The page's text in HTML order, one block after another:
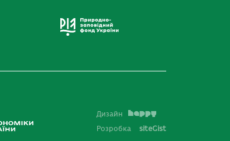
Дизайн
Розробка
siteGist